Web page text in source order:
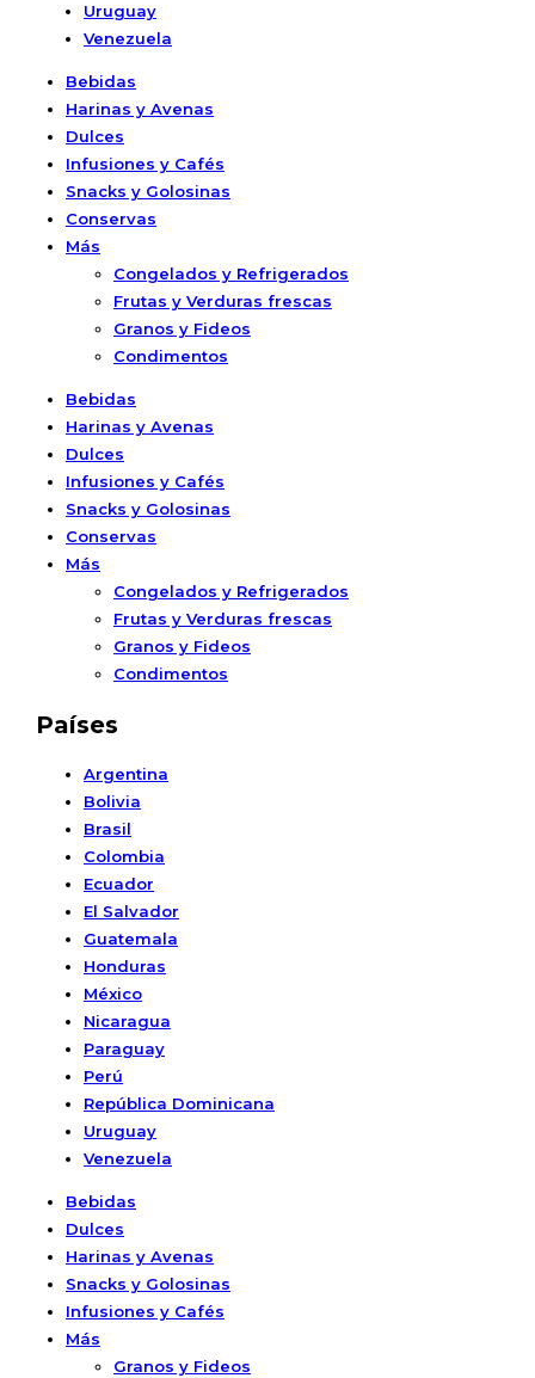
Uruguay
Venezuela
Bebidas
Harinas y Avenas
Dulces
Infusiones y Cafés
Snacks y Golosinas
Conservas
Más
Congelados y Refrigerados
Frutas y Verduras frescas
Granos y Fideos
Condimentos
Bebidas
Harinas y Avenas
Dulces
Infusiones y Cafés
Snacks y Golosinas
Conservas
Más
Congelados y Refrigerados
Frutas y Verduras frescas
Granos y Fideos
Condimentos
Países
Argentina
Bolivia
Brasil
Colombia
Ecuador
El Salvador
Guatemala
Honduras
México
Nicaragua
Paraguay
Perú
República Dominicana
Uruguay
Venezuela
Bebidas
Dulces
Harinas y Avenas
Snacks y Golosinas
Infusiones y Cafés
Más
Granos y Fideos